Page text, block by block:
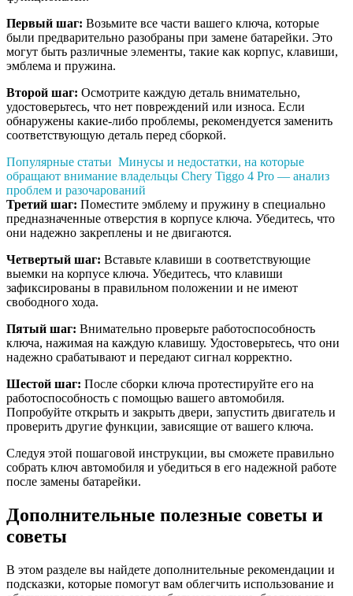
Первый шаг: Возьмите все части вашего ключа, которые
были предварительно разобраны при замене батарейки. Это
могут быть различные элементы, такие как корпус, клавиши,
эмблема и пружина.
Второй шаг: Осмотрите каждую деталь внимательно,
удостоверьтесь, что нет повреждений или износа. Если
обнаружены какие-либо проблемы, рекомендуется заменить
соответствующую деталь перед сборкой.
Популярные статьи Минусы и недостатки, на которые
обращают внимание владельцы Chery Tiggo 4 Pro — анализ
проблем и разочарований
Третий шаг: Поместите эмблему и пружину в специально
предназначенные отверстия в корпусе ключа. Убедитесь, что
они надежно закреплены и не двигаются.
Четвертый шаг: Вставьте клавиши в соответствующие
выемки на корпусе ключа. Убедитесь, что клавиши
зафиксированы в правильном положении и не имеют
свободного хода.
Пятый шаг: Внимательно проверьте работоспособность
ключа, нажимая на каждую клавишу. Удостоверьтесь, что они
надежно срабатывают и передают сигнал корректно.
Шестой шаг: После сборки ключа протестируйте его на
работоспособность с помощью вашего автомобиля.
Попробуйте открыть и закрыть двери, запустить двигатель и
проверить другие функции, зависящие от вашего ключа.
Следуя этой пошаговой инструкции, вы сможете правильно
собрать ключ автомобиля и убедиться в его надежной работе
после замены батарейки.
Дополнительные полезные советы и
советы
В этом разделе вы найдете дополнительные рекомендации и
подсказки, которые помогут вам облегчить использование и